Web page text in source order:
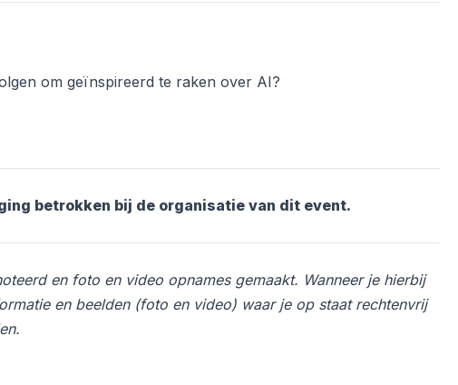
om geïnspireerd te raken over AI?
betrokken bij de organisatie van dit event.
en foto en video opnames gemaakt. Wanneer je hierbij
en beelden (foto en video) waar je op staat rechtenvrij